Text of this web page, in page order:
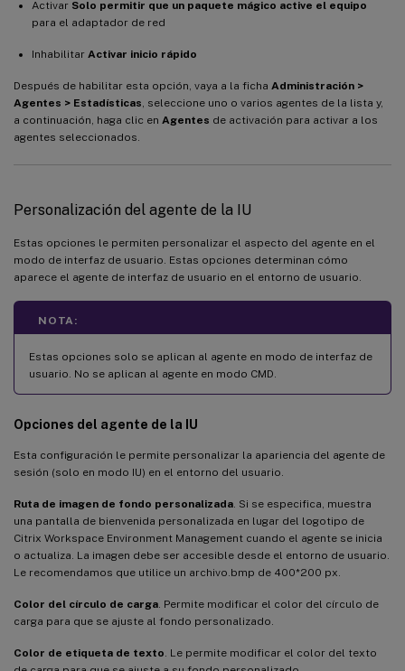
Activar Solo permitir que un paquete mágico active el equipo
para el adaptador de red
Inhabilitar Activar inicio rápido
Después de habilitar esta opción, vaya a la ficha Administración >
Agentes > Estadísticas , seleccione uno o varios agentes de la lista y,
a continuación, haga clic en Agentes de activación para activar a los
agentes seleccionados.
Personalización del agente de la IU
Estas opciones le permiten personalizar el aspecto del agente en el
modo de interfaz de usuario. Estas opciones determinan cómo
aparece el agente de interfaz de usuario en el entorno de usuario.
NOTA:
Estas opciones solo se aplican al agente en modo de interfaz de
usuario. No se aplican al agente en modo CMD.
Opciones del agente de la IU
Esta configuración le permite personalizar la apariencia del agente de
sesión (solo en modo IU) en el entorno del usuario.
Ruta de imagen de fondo personalizada . Si se especifica, muestra
una pantalla de bienvenida personalizada en lugar del logotipo de
Citrix Workspace Environment Management cuando el agente se inicia
o actualiza. La imagen debe ser accesible desde el entorno de usuario.
Le recomendamos que utilice un archivo.bmp de 400*200 px.
Color del círculo de carga . Permite modificar el color del círculo de
carga para que se ajuste al fondo personalizado.
Color de etiqueta de texto . Le permite modificar el color del texto